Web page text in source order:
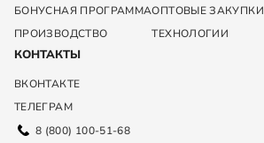
БОНУСНАЯ ПРОГРАММА
ПРОИЗВОДСТВО
ОПТОВЫЕ ЗАКУПКИ
ТЕХНОЛОГИИ
КОНТАКТЫ
ВКОНТАКТЕ
ТЕЛЕГРАМ
8 (800) 100-51-68